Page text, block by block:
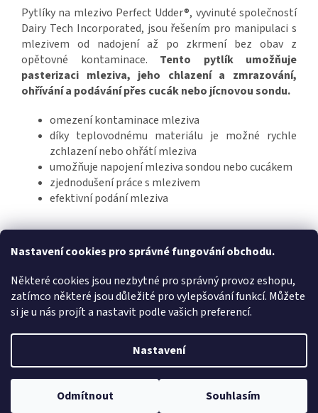
Nastavení cookies pro správné fungování obchodu.
Některé cookies jsou nezbytné pro správný provoz eshopu,
zatímco některé jsou důležité pro vylepšování funkcí. Můžete
si je u nás projít a nastavit podle vašich preferencí.
Nastavení
Odmítnout Souhlasím
Pytlíky na mlezivo Perfect Udder®, vyvinuté společností
Dairy Tech Incorporated, jsou řešením pro manipulaci s
mlezivem od nadojení až po zkrmení bez obav z
opětovné kontaminace. Tento pytlík umožňuje
pasterizaci mleziva, jeho chlazení a zmrazování,
ohřívání a podávání přes cucák nebo jícnovou sondu.
omezení kontaminace mleziva
díky teplovodnému materiálu je možné rychle
zchlazení nebo ohřátí mleziva
umožňuje napojení mleziva sondou nebo cucákem
zjednodušení práce s mlezivem
efektivní podání mleziva
Copyright 2026www.drencovacipumpa.cz. Všechna práva
vyhrazena.
Upravit nastavení cookies